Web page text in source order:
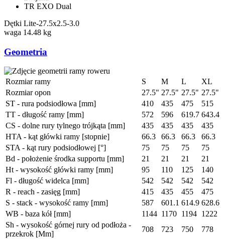
TR EXO Dual
Dętki Lite-27.5x2.5-3.0
waga 14.48 kg
Geometria
Rozmiar ramy S M L
XL
Rozmiar opon
27.5" 27.5" 27.5" 27.5"
ST - rura podsiodłowa [mm]
410 435 475
515
TT - długość ramy [mm]
572 596 619.7 643.4
CS - dolne rury tylnego trójkąta [mm]
435 435 435
435
HTA - kąt główki ramy [stopnie]
66.3 66.3 66.3
66.3
STA - kąt rury podsiodłowej [°]
75 75 75
75
Bd - położenie środka supportu [mm]
21 21 21
21
Ht - wysokość główki ramy [mm]
95 110 125
140
Fl - długość widelca [mm]
542 542 542
542
R - reach - zasięg [mm]
415 435 455
475
S - stack - wysokość ramy [mm]
587 601.1 614.9 628.6
WB - baza kół [mm]
1144 1170 1194 1222
Sh - wysokość górnej rury od podłoża -
przekrok [Mm]
708 723 750 778